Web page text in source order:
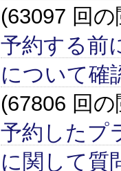
(63097 回
予約する前
について確
(67806 回
予約したプ
に関して質